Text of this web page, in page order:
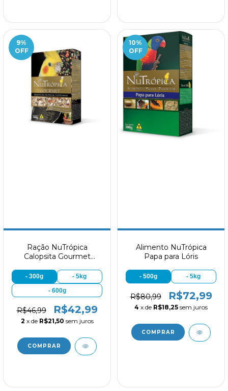
9%
OFF
Ração NuTrópica
Calopsita Gourmet
Castanhas
- 300g
- 5kg
- 600g
R$46,99 R$42,99
2 x de R$21,50 sem juros
10%
OFF
Alimento NuTrópica
Papa para Lóris
- 500g - 5kg
R$80,99 R$72,99
4 x de R$18,25 sem juros